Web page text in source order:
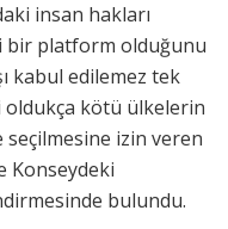
insan hakları
bir platform olduğunu
kabul edilemez tek
oldukça kötü ülkelerin
izin veren
Konseydeki
bulundu.